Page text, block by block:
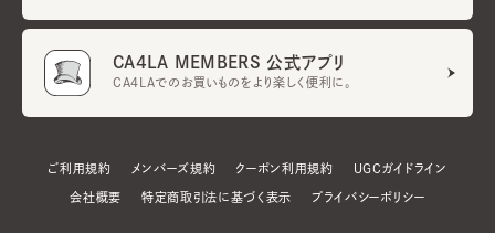
CA4LA MEMBERS 公式アプリ
CA4LAでのお買いものをより楽しく便利に。
ご利用規約 メンバーズ規約 クーポン利用規約 UGCガイドライン
会社概要 特定商取引法に基づく表示 プライバシーポリシー